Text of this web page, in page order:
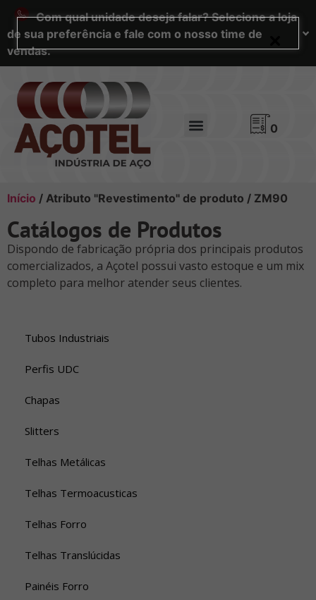
Com qual unidade deseja falar? Selecione a loja
de sua preferência e fale com o nosso time de
vendas.
0
Início / Atributo "Revestimento" de produto / ZM90
Catálogos de Produtos
Dispondo de fabricação própria dos principais produtos
comercializados, a Açotel possui vasto estoque e um mix
completo para melhor atender seus clientes.
Tubos Industriais
Perfis UDC
Chapas
Slitters
Telhas Metálicas
Telhas Termoacusticas
Telhas Forro
Telhas Translúcidas
Painéis Forro